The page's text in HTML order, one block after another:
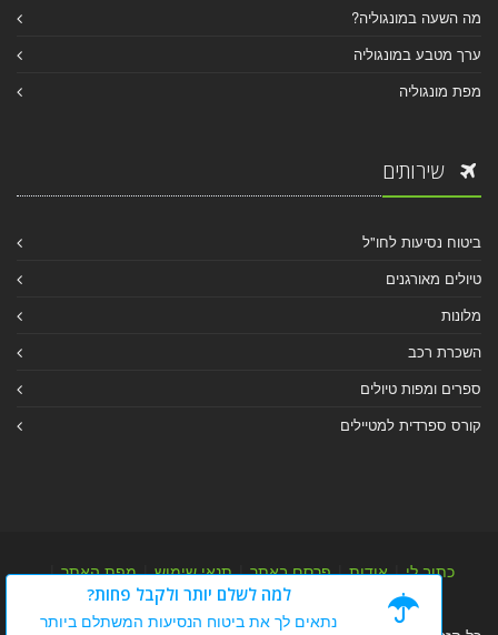
מה השעה במונגוליה?
ערך מטבע במונגוליה
מפת מונגוליה
שירותים
ביטוח נסיעות לחו"ל
טיולים מאורגנים
מלונות
השכרת רכב
ספרים ומפות טיולים
קורס ספרדית למטיילים
כתוב לי|אודות|פרסם באתר|תנאי שימוש|מפת האתר|
מפת אלבום|מפת מאמרי מידע
למה לשלם יותר ולקבל פחות?
נתאים לך את ביטוח הנסיעות המשתלם ביותר